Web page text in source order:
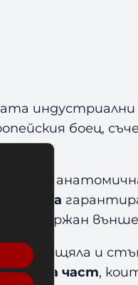
индустриални
боец,
и
кожа
и сдържан
пищяла и
част,